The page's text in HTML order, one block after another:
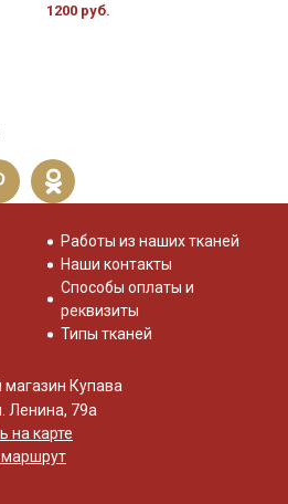
1200 руб.
Работы из наших тканей
Наши контакты
Способы оплаты и
реквизиты
Типы тканей
магазин Купава
Ленина, 79а
на карте
маршрут